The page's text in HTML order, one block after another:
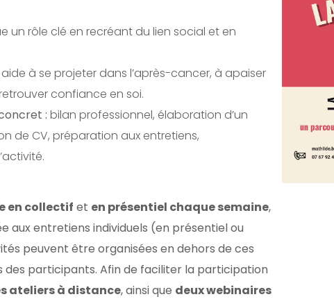
un rôle clé en recréant du lien social et en
à se projeter dans l’après-cancer, à apaiser
confiance en soi.
: bilan professionnel, élaboration d’un
de CV, préparation aux entretiens,
en collectif et en présentiel chaque semaine,
aux entretiens individuels (en présentiel ou
peuvent être organisées en dehors de ces
des participants. Afin de faciliter la participation
ateliers à distance, ainsi que deux webinaires